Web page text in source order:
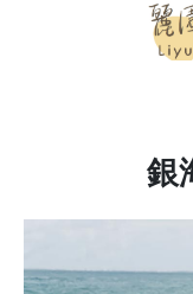
銀